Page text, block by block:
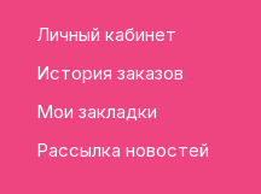
Личный кабинет
История заказов
Мои закладки
Рассылка новостей